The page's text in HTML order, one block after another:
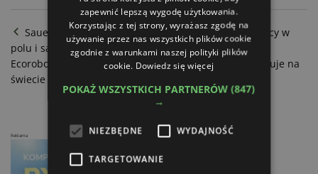
Sauerburger Wega - nowy mulczer do wydajnej pracy w
polu i sadzie
Ecorobotix - już 1000 inteligentnych opryskiwaczy pracuje na
świecie
Reklama
zapewnić lepszą wygodę użytkowania.
Korzystając z tej strony, wyrażasz zgodę na
używanie przez nas wszystkich plików cookie
zgodnie z warunkami naszej polityki plików
cookie. Dowiedz się więcej
POKAŻ WSZYSTKICH PARTNERÓW(847)
→
NIEZBĘDNE WYDAJNOŚĆ
TARGETOWANIE